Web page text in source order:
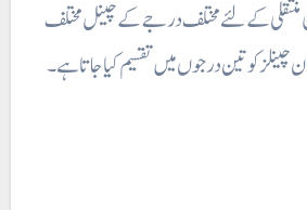
منتقلی کے لئے مختلف درجے کے چینل مختلف
چینلز کو تین درجوں میں تقسیم کیا جاتا ہے۔